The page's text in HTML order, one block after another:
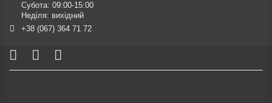
Субота: 09:00-15:00
Неділя: вихідний
+38 (067) 364 71 72